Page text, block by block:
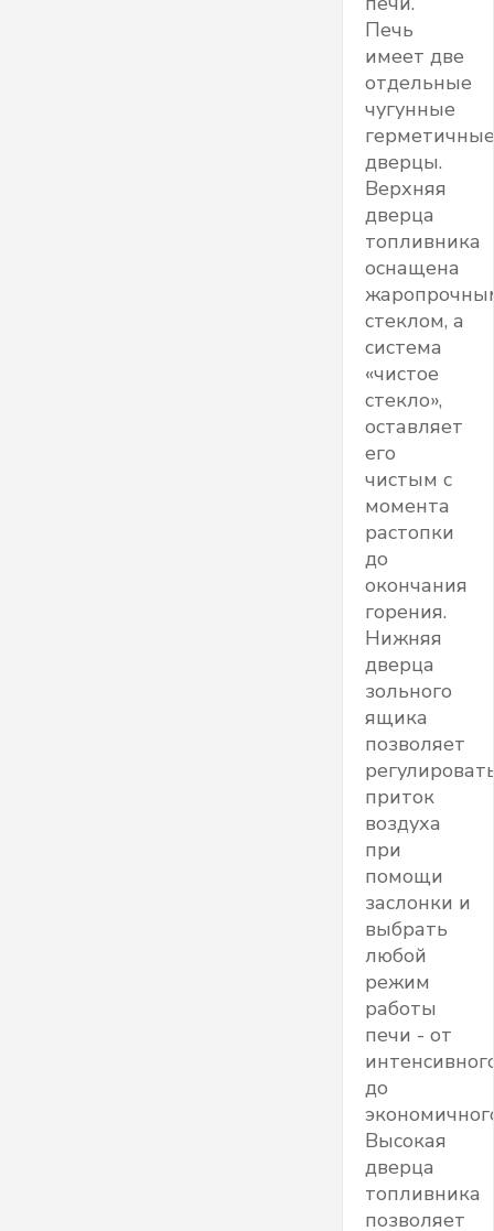
Печь
имеет две
отдельные
чугунные
герметичные
дверцы.
Верхняя
дверца
топливника
оснащена
стеклом, а
система
«чистое
стекло»,
оставляет
его
чистым с
момента
растопки
до
окончания
горения.
Нижняя
дверца
зольного
ящика
позволяет
приток
воздуха
при
помощи
заслонки и
выбрать
любой
режим
работы
печи - от
до
Высокая
дверца
топливника
позволяет